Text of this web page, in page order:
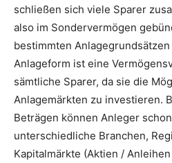
schließen sich viele Sparer
also im Sondervermögen
bestimmten
Anlageform ist eine
sämtliche Sparer, da sie die
Anlagemärkten zu investieren.
Beträgen können Anleger
unterschiedliche Branchen,
Kapitalmärkte (Aktien /